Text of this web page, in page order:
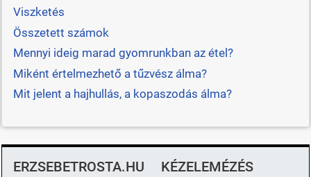
Viszketés
Összetett számok
Mennyi ideig marad gyomrunkban az étel?
Miként értelmezhető a tűzvész álma?
Mit jelent a hajhullás, a kopaszodás álma?
ERZSEBETROSTA.HU KÉZELEMÉZÉS